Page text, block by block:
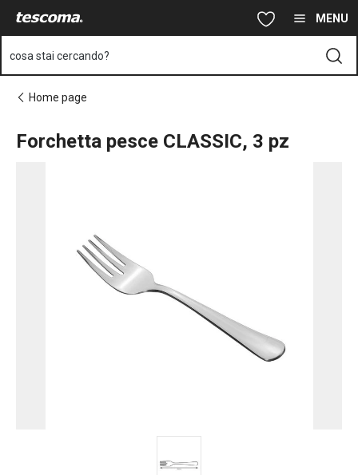
Vai al contenuto principale MENU
cosa stai cercando?
Home page
Forchetta pesce CLASSIC, 3 pz